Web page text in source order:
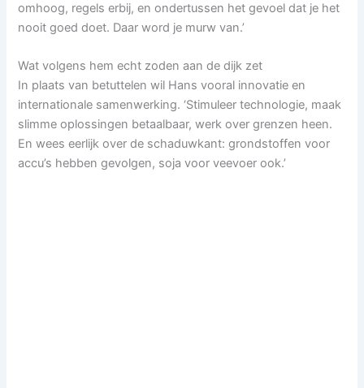
omhoog, regels erbij, en ondertussen het gevoel dat je het
nooit goed doet. Daar word je murw van.’
Wat volgens hem echt zoden aan de dijk zet
In plaats van betuttelen wil Hans vooral innovatie en
internationale samenwerking. ‘Stimuleer technologie, maak
slimme oplossingen betaalbaar, werk over grenzen heen.
En wees eerlijk over de schaduwkant: grondstoffen voor
accu’s hebben gevolgen, soja voor veevoer ook.’